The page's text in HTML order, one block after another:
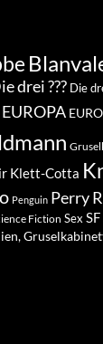
drei ??? Die
EUROPA
Klett-Cotta
Penguin Perry
Fiction Sex SF